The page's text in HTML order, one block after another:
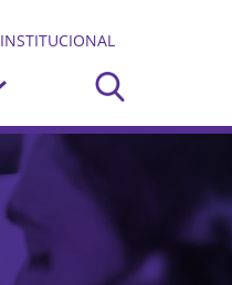
INSTITUCIONAL